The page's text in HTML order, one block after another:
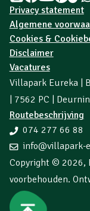
Privacy statement
Algemene
Cookies &
Disclaimer
Vacatures
Villapark Eureka |
| 7562 PC |
Routebeschrijving
074 277 66 88
info@villapark-
Copyright © 2026,
voorbehouden.